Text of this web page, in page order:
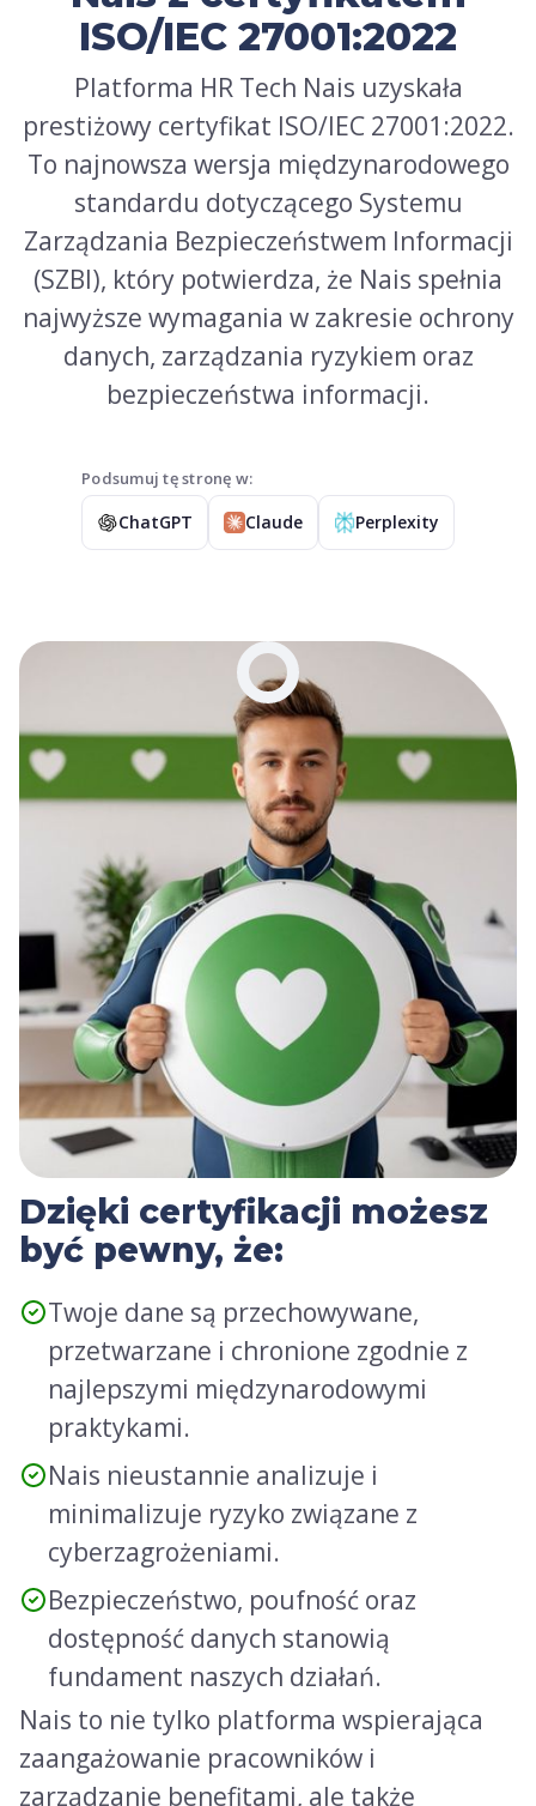
ISO/IEC 27001:2022
Platforma HR Tech Nais uzyskała
prestiżowy certyfikat ISO/IEC 27001:2022.
To najnowsza wersja międzynarodowego
standardu dotyczącego Systemu
Zarządzania Bezpieczeństwem Informacji
(SZBI), który potwierdza, że Nais spełnia
najwyższe wymagania w zakresie ochrony
danych, zarządzania ryzykiem oraz
bezpieczeństwa informacji.
Podsumuj tę stronę w:
ChatGPT Claude Perplexity
Dzięki certyfikacji możesz
być pewny, że:
Twoje dane są przechowywane,
przetwarzane i chronione zgodnie z
najlepszymi międzynarodowymi
praktykami.
Nais nieustannie analizuje i
minimalizuje ryzyko związane z
cyberzagrożeniami.
Bezpieczeństwo, poufność oraz
dostępność danych stanowią
fundament naszych działań.
Nais to nie tylko platforma wspierająca
zaangażowanie pracowników i
zarządzanie benefitami, ale także